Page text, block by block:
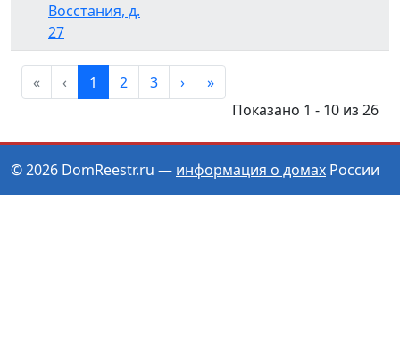
Восстания, д.
27
« ‹ 1 2 3 ›
»
Показано 1 - 10 из 26
© 2026 DomReestr.ru — информация о домах России